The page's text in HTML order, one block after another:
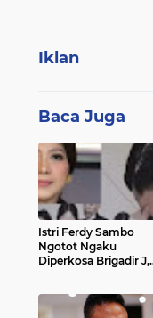
Iklan
Baca Juga
Istri Ferdy Sambo
Ngotot Ngaku
Diperkosa Brigadir J,
Milik Allah SWT